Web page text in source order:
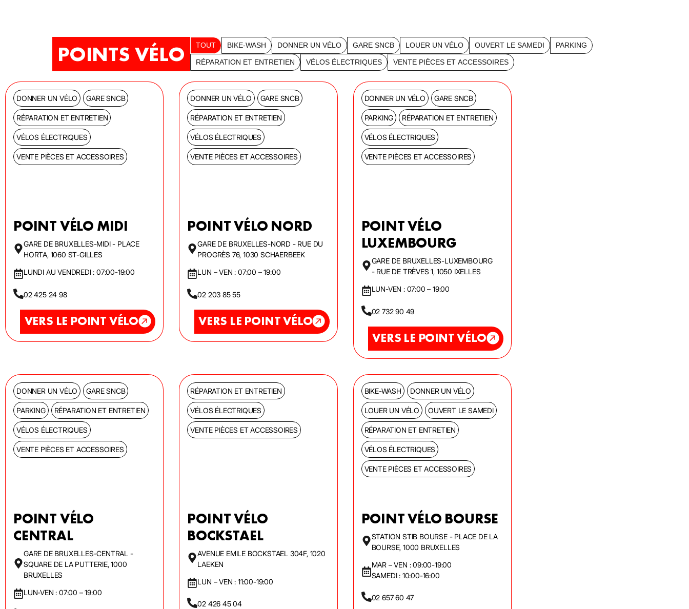
POINTS VÉLO BIKE-WASH DONNER UN VÉLO GARE SNCB LOUER UN VÉLO OUVERT LE SAMEDI PARKING
RÉPARATION ET ENTRETIEN VÉLOS ÉLECTRIQUES VENTE PIÈCES ET ACCESSOIRES
TOUT
DONNER UN VÉLO GARE SNCB
RÉPARATION ET ENTRETIEN
VÉLOS ÉLECTRIQUES
VENTE PIÈCES ET ACCESSOIRES
POINT VÉLO MIDI
GARE DE BRUXELLES-MIDI - PLACE
HORTA, 1060 ST-GILLES
LUNDI AU VENDREDI : 07:00-19:00
02 425 24 98
VERS LE POINT VÉLO
DONNER UN VÉLO GARE SNCB
RÉPARATION ET ENTRETIEN
VÉLOS ÉLECTRIQUES
VENTE PIÈCES ET ACCESSOIRES
POINT VÉLO NORD
GARE DE BRUXELLES-NORD - RUE DU
PROGRÈS 76, 1030 SCHAERBEEK
LUN – VEN : 07:00 – 19:00
02 203 85 55
VERS LE POINT VÉLO
DONNER UN VÉLO GARE SNCB
PARKING RÉPARATION ET ENTRETIEN
VÉLOS ÉLECTRIQUES
VENTE PIÈCES ET ACCESSOIRES
POINT VÉLO
LUXEMBOURG
GARE DE BRUXELLES-LUXEMBOURG
- RUE DE TRÈVES 1, 1050 IXELLES
LUN-VEN : 07:00 – 19:00
02 732 90 49
VERS LE POINT VÉLO
DONNER UN VÉLO GARE SNCB
PARKING RÉPARATION ET ENTRETIEN
VÉLOS ÉLECTRIQUES
VENTE PIÈCES ET ACCESSOIRES
POINT VÉLO
CENTRAL
GARE DE BRUXELLES-CENTRAL -
SQUARE DE LA PUTTERIE, 1000
BRUXELLES
LUN-VEN : 07:00 – 19:00
RÉPARATION ET ENTRETIEN
VÉLOS ÉLECTRIQUES
VENTE PIÈCES ET ACCESSOIRES
POINT VÉLO
BOCKSTAEL
AVENUE EMILE BOCKSTAEL 304F, 1020
LAEKEN
LUN – VEN : 11:00-19:00
02 426 45 04
BIKE-WASH DONNER UN VÉLO
LOUER UN VÉLO OUVERT LE SAMEDI
RÉPARATION ET ENTRETIEN
VÉLOS ÉLECTRIQUES
VENTE PIÈCES ET ACCESSOIRES
POINT VÉLO BOURSE
STATION STIB BOURSE - PLACE DE LA
BOURSE, 1000 BRUXELLES
MAR – VEN : 09:00-19:00
SAMEDI : 10:00-16:00
02 657 60 47